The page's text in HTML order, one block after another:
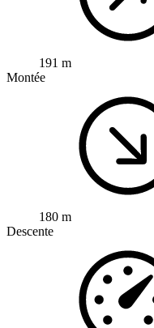
191 m
Montée
180 m
Descente